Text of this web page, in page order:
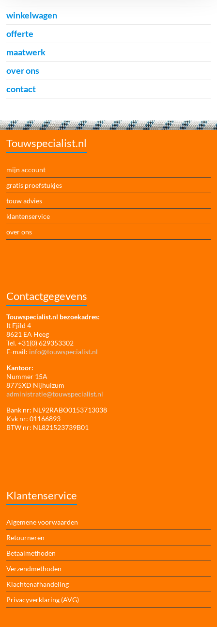
winkelwagen
offerte
maatwerk
over ons
contact
Touwspecialist.nl
mijn account
gratis proefstukjes
touw advies
klantenservice
over ons
Contactgegevens
Touwspecialist.nl bezoekadres:
It Fjild 4
8621 EA Heeg
Tel. +31(0) 629353302
E-mail: info@touwspecialist.nl
Kantoor:
Nummer 15A
8775XD Nijhuizum
administratie@touwspecialist.nl
Bank nr: NL92RABO0153713038
Kvk nr: 01166893
BTW nr: NL821523739B01
Klantenservice
Algemene voorwaarden
Retourneren
Betaalmethoden
Verzendmethoden
Klachtenafhandeling
Privacyverklaring (AVG)